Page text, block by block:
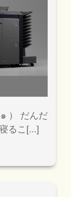
） だんだ
るこ[...]